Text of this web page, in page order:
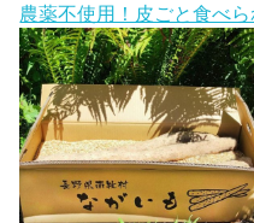
農薬不使用！皮ごと食べ